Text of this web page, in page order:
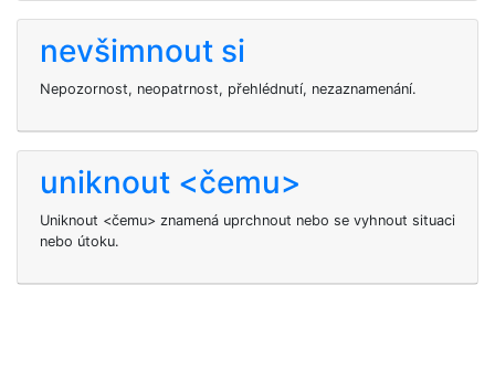
nevšimnout si
Nepozornost, neopatrnost, přehlédnutí, nezaznamenání.
uniknout <čemu>
Uniknout <čemu> znamená uprchnout nebo se vyhnout situaci
nebo útoku.